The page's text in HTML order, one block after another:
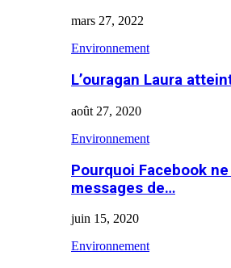
mars 27, 2022
Environnement
L’ouragan Laura
août 27, 2020
Environnement
Pourquoi Facebook
messages de…
juin 15, 2020
Environnement